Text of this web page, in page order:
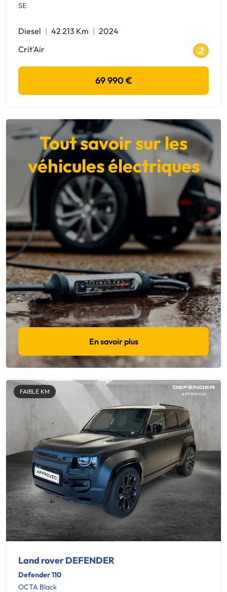
SE
Diesel 42 213 Km
2024
Crit'Air
69 990 €
Tout savoir sur les
véhicules électriques
En savoir plus
FAIBLE KM
Land rover DEFENDER
Defender 110
OCTA Black